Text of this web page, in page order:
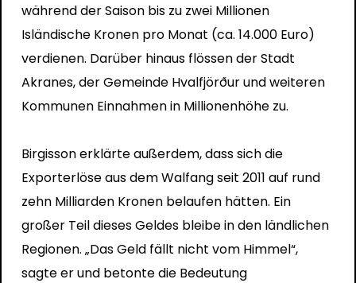
während der Saison bis zu zwei Millionen
Isländische Kronen pro Monat (ca. 14.000 Euro)
verdienen. Darüber hinaus flössen der Stadt
Akranes, der Gemeinde Hvalfjörður und weiteren
Kommunen Einnahmen in Millionenhöhe zu.
Birgisson erklärte außerdem, dass sich die
Exporterlöse aus dem Walfang seit 2011 auf rund
zehn Milliarden Kronen belaufen hätten. Ein
großer Teil dieses Geldes bleibe in den ländlichen
Regionen. „Das Geld fällt nicht vom Himmel“,
sagte er und betonte die Bedeutung